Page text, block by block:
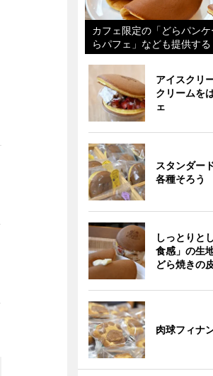
カフェ限定の「どらパン
らパフェ」なども提供する
アイスクリ
クリームを
ェ
スタンダー
各種そろう
しっとりと
食感」の生
どら焼きの
肉球フィナ